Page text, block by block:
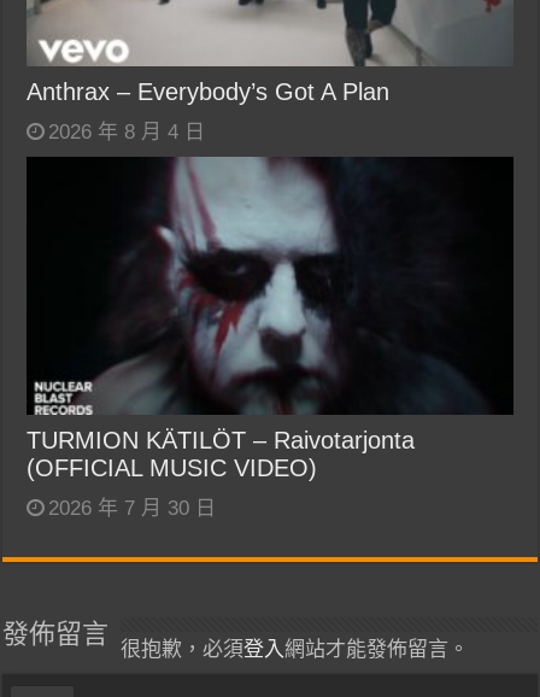
Anthrax – Everybody’s Got A Plan
2026 年 8 月 4 日
TURMION KÄTILÖT – Raivotarjonta
(OFFICIAL MUSIC VIDEO)
2026 年 7 月 30 日
發佈留言
很抱歉，必須登入網站才能發佈留言。